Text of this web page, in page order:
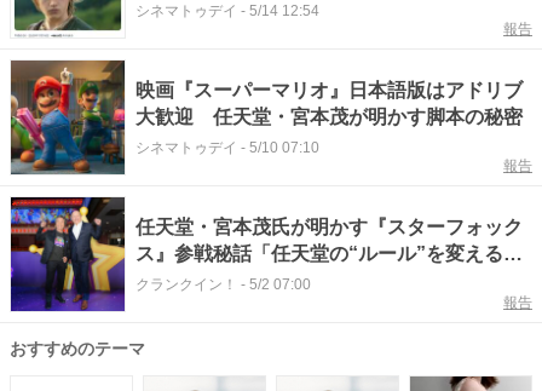
シネマトゥデイ - 5/14 12:54
報告
映画『スーパーマリオ』日本語版はアドリブ
大歓迎 任天堂・宮本茂が明かす脚本の秘密
シネマトゥデイ - 5/10 07:10
報告
任天堂・宮本茂氏が明かす『スターフォック
ス』参戦秘話「任天堂の“ルール”を変える必
要があった」＜『ザ・スーパーマリオギャラ
クランクイン！ - 5/2 07:00
報告
おすすめのテーマ